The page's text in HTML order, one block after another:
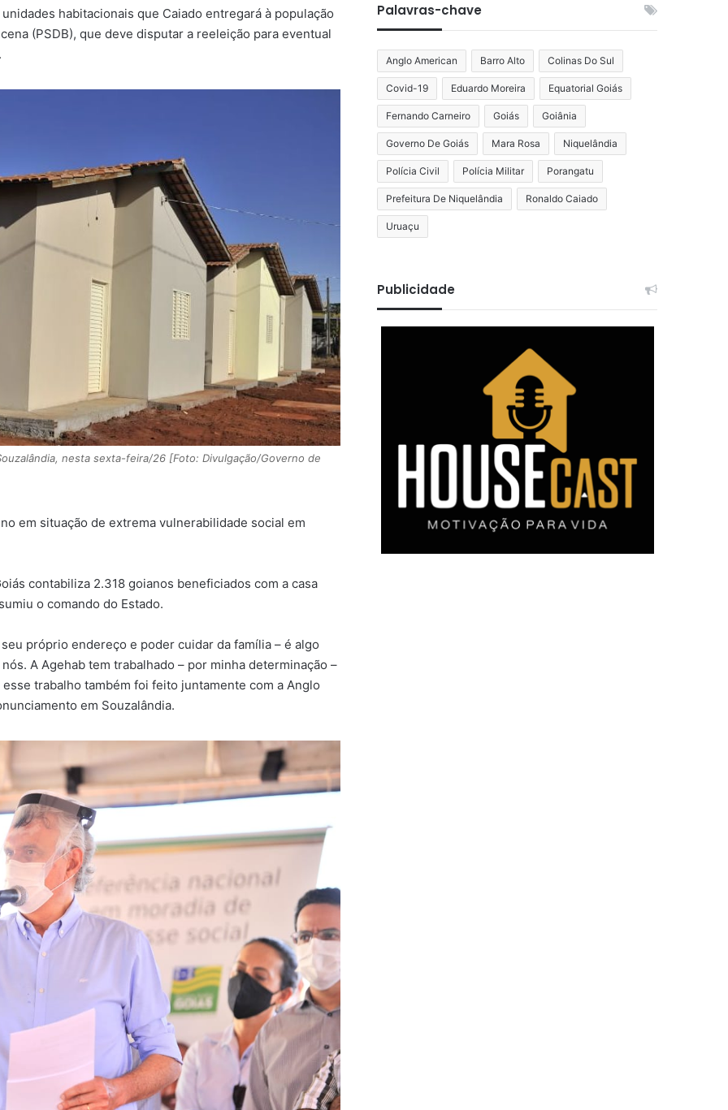
habitacionais que Caiado entregará à população
(PSDB), que deve disputar a reeleição para eventual
nesta sexta-feira/26 [Foto: Divulgação/Governo de
em situação de extrema vulnerabilidade social em
contabiliza 2.318 goianos beneficiados com a casa
o comando do Estado.
próprio endereço e poder cuidar da família – é algo
A Agehab tem trabalhado – por minha determinação –
trabalho também foi feito juntamente com a Anglo
em Souzalândia.
Palavras-chave
Anglo American Barro Alto Colinas Do Sul
Covid-19 Eduardo Moreira Equatorial Goiás
Fernando Carneiro Goiás Goiânia
Governo De Goiás Mara Rosa Niquelândia
Polícia Civil Polícia Militar Porangatu
Prefeitura De Niquelândia Ronaldo Caiado
Uruaçu
Publicidade